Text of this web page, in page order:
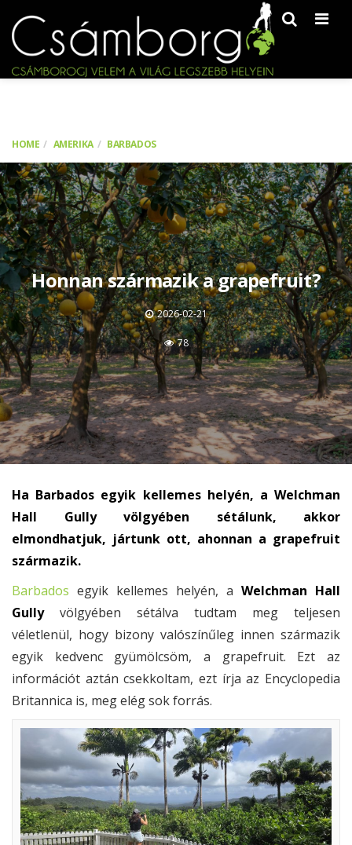
HOME AMERIKA BARBADOS
Honnan származik a grapefruit?
2026-02-21
78
Ha Barbados egyik kellemes helyén, a Welchman
Hall Gully völgyében sétálunk, akkor
elmondhatjuk, jártunk ott, ahonnan a grapefruit
származik.
Barbados egyik kellemes helyén, a Welchman Hall
Gullyvölgyében sétálva tudtam meg teljesen
véletlenül, hogy bizony valószínűleg innen származik
egyik kedvenc gyümölcsöm, a grapefruit. Ezt az
információt aztán csekkoltam, ezt írja az Encyclopedia
Britannica is, meg elég sok forrás.